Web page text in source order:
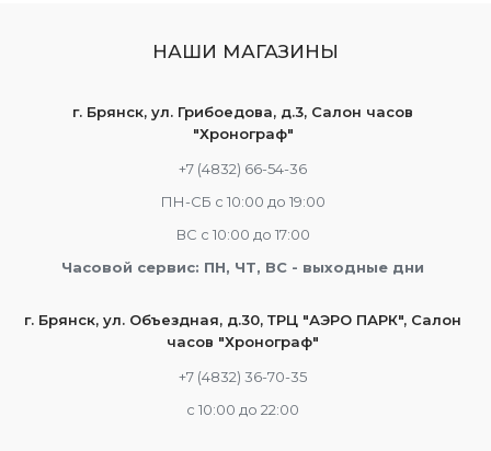
НАШИ МАГАЗИНЫ
г. Брянск, ул. Грибоедова, д.3, Салон часов
"Хронограф"
+7 (4832) 66-54-36
ПН-СБ с 10:00 до 19:00
ВС с 10:00 до 17:00
Часовой сервис: ПН, ЧТ, ВС - выходные дни
г. Брянск, ул. Объездная, д.30, ТРЦ "АЭРО ПАРК", Салон
часов "Хронограф"
+7 (4832) 36-70-35
c 10:00 до 22:00